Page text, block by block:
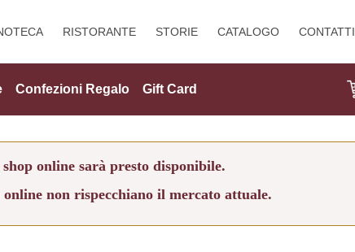
RISTORANTE STORIE CATALOGO CONTATTI
Confezioni Regalo Gift Card
online sarà presto disponibile.
non rispecchiano il mercato attuale.